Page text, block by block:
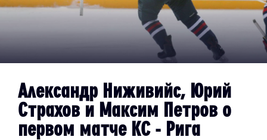
Александр Ниживийс, Юрий
Страхов и Максим Петров о
первом матче КС - Рига